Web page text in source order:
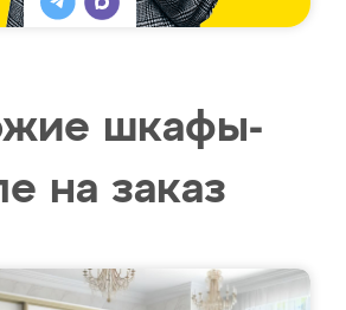
шкафы-
на заказ